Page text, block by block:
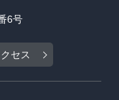
6号
セス